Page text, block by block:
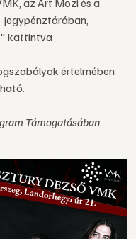
az Art Mozi és a
jegypénztárában,
kattintva
értelmében
Támogatásában